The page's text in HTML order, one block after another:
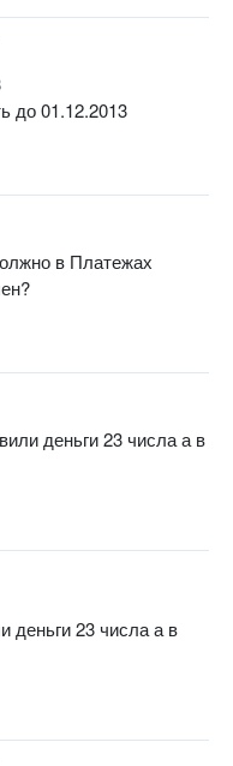
до 01.12.2013
в Платежах
деньги 23 числа а в
деньги 23 числа а в